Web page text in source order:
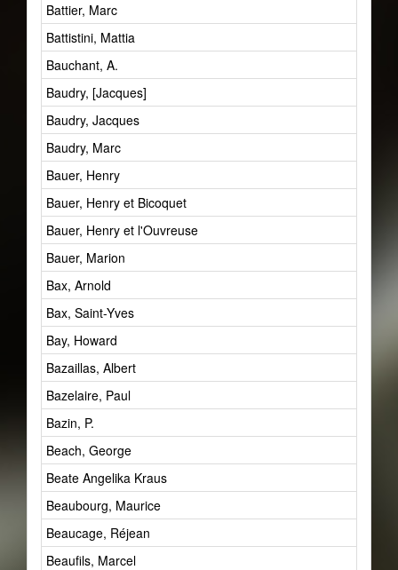
Battier, Marc
Battistini, Mattia
Bauchant, A.
Baudry, [Jacques]
Baudry, Jacques
Baudry, Marc
Bauer, Henry
Bauer, Henry et Bicoquet
Bauer, Henry et l'Ouvreuse
Bauer, Marion
Bax, Arnold
Bax, Saint-Yves
Bay, Howard
Bazaillas, Albert
Bazelaire, Paul
Bazin, P.
Beach, George
Beate Angelika Kraus
Beaubourg, Maurice
Beaucage, Réjean
Beaufils, Marcel